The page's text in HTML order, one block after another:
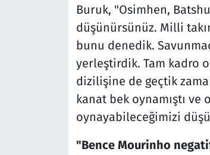
Buruk, "Osimhen,
düşünürsünüz. Milli
bunu denedik.
yerleştirdik. Tam kadro
dizilişine de geçtik
kanat bek oynamıştı
oynayabileceğimizi
"Bence Mourinho